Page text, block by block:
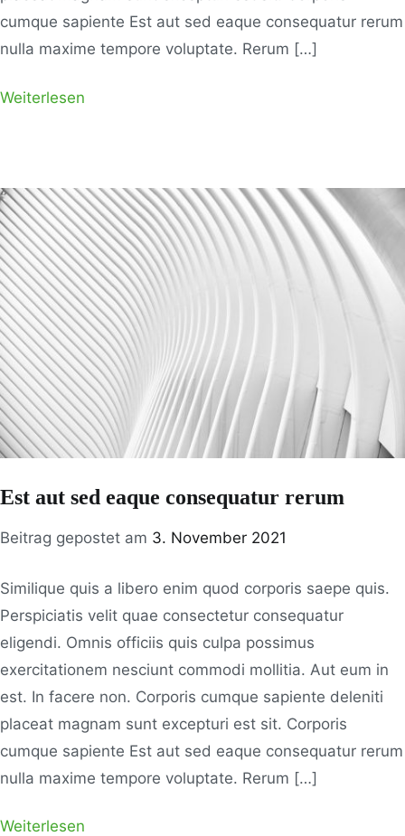
cumque sapiente Est aut sed eaque consequatur rerum
nulla maxime tempore voluptate. Rerum […]
Weiterlesen
Est aut sed eaque consequatur rerum
Beitrag gepostet am 3. November 2021
Similique quis a libero enim quod corporis saepe quis.
Perspiciatis velit quae consectetur consequatur
eligendi. Omnis officiis quis culpa possimus
exercitationem nesciunt commodi mollitia. Aut eum in
est. In facere non. Corporis cumque sapiente deleniti
placeat magnam sunt excepturi est sit. Corporis
cumque sapiente Est aut sed eaque consequatur rerum
nulla maxime tempore voluptate. Rerum […]
Weiterlesen